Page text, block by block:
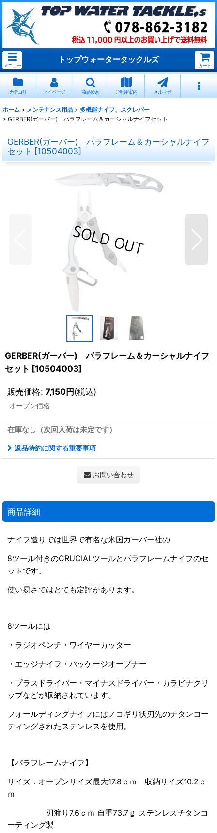
メニュー
トップウォータータックルズ
カート
カテゴリ マイページ 商品検索 ご利用案内 メルマガ
ホーム > メンテナンス用品 > 多機能ナイフ、スクレパー
> GERBER(ガーバー) パラフレーム＆カーシャルナイフセット
GERBER(ガーバー) パラフレーム＆カーシャルナイフ
セット [10504003]
GERBER(ガーバー) パラフレーム＆カーシャルナイフ
セット [10504003]
販売価格: 7,150円(税込)
オープン価格
在庫なし（次回入荷は未定です）
返品特約に関する重要事項
お問い合わせ
商品詳細
ナイフ造りでは世界で有名な米国ガーバー社の
8ツール付きのCRUCIALツールとパラフレームナイフのセ
ットです。
使い易さではとても定評があります。
8ツールには
・ラジオペンチ・ワイヤーカッター
・エッジナイフ・パッケージオープナー
・プラスドライバー・マイナスドライバー・ カラビナクリ
ップなどが収納されています。
フォールディングナイフにはノコギリ状刃先のチタンコー
ティングされたステンレスを使用。
【パラフレームナイフ】
サイズ：オープンサイズ最大17.8ｃｍ 収納サイズ10.2ｃ
ｍ
刃渡り7.6ｃｍ 自重73.7ｇ ステンレスチタンコ
ーティング製